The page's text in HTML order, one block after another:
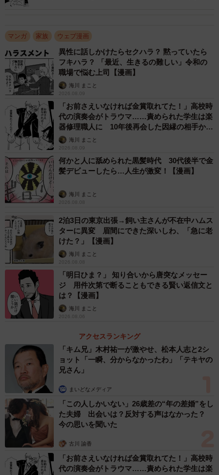
番上手いと評判だった高円寺くんの兄と、転校前はよく遊
んでいたのです。おそらく、ハジメ君が誘いに来た相手は
高円寺くんの兄。それをお母さんが「同級生だから」と勘
違いし、高円寺くんを呼び出してしまったのでした。
4/16
原因は高円寺くんのお母さん！（高円寺くん提供）
さでいっぱいに。一方のハジメ君も思いがけない相手の登
場に戸惑いを隠せず、2人の間にはなんとも言えない気まず
い空気が流れました。
5/16
マンガ 家族 ウェブ漫画
異性に話しかけたらセクハラ？ 黙っていたら
フキハラ？ 「最近、生きるの難しい」令和の
職場で悩む上司【漫画】
海川 まこと
2026.08.09
「お前さえいなければ金賞取れてた！」高校時
代の演奏会がトラウマ……責められた学生は楽
器修理職人に 10年後再会した因縁の相手から
思わぬ申し出【漫画】
海川 まこと
2026.08.09
何かと人に舐められた黒髪時代 30代後半で金
髪デビューしたら…人生が激変！【漫画】
海川 まこと
2026.08.08
2泊3日の東京出張→飼い主さんが不在中ハムス
ターに異変 眉間にできた深いしわ、「急に老
けた？」【漫画】
海川 まこと
2026.08.08
「明日ひま？」 知り合いから唐突なメッセー
ジ 用件次第で断ることもできる賢い返信文と
は？【漫画】
海川 まこと
2026.08.06
アクセスランキング
「キム兄」木村祐一が激やせ、松本人志と2シ
ョット「一瞬、分からなかったわ」「テキヤの
兄さん」
まいどなメディア
「この人しかいない」26歳差の“年の差婚”をし
た夫婦 出会いは？反対する声はなかった？
今の思いを聞いた
古川 諭香
「お前さえいなければ金賞取れてた！」高校時
代の演奏会がトラウマ……責められた学生は楽